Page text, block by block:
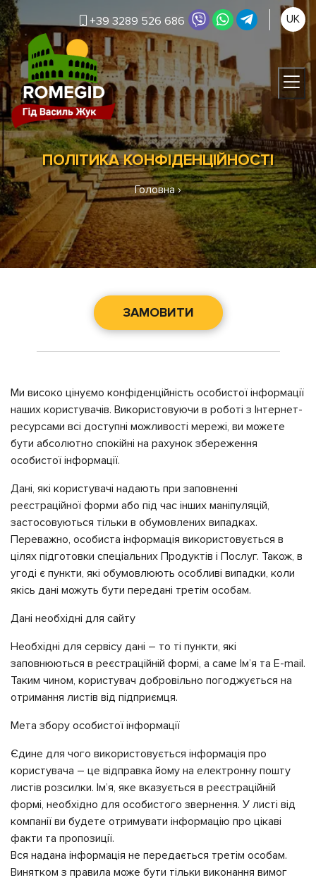
+39 3289 526 686 UK
ПОЛІТИКА КОНФІДЕНЦІЙНОСТІ
Головна›
ЗАМОВИТИ
Ми високо цінуємо конфіденційність особистої інформації
наших користувачів. Використовуючи в роботі з Інтернет-
ресурсами всі доступні можливості мережі, ви можете
бути абсолютно спокійні на рахунок збереження
особистої інформації.
Дані, які користувачі надають при заповненні
реєстраційної форми або під час інших маніпуляцій,
застосовуються тільки в обумовлених випадках.
Переважно, особиста інформація використовується в
цілях підготовки спеціальних Продуктів і Послуг. Також, в
угоді є пункти, які обумовлюють особливі випадки, коли
якісь дані можуть бути передані третім особам.
Дані необхідні для сайту
Необхідні для сервісу дані – то ті пункти, які
заповнюються в реєстраційній формі, а саме Ім’я та E-mail.
Таким чином, користувач добровільно погоджується на
отримання листів від підприємця.
Мета збору особистої інформації
Єдине для чого використовується інформація про
користувача – це відправка йому на електронну пошту
листів розсилки. Ім’я, яке вказується в реєстраційній
формі, необхідно для особистого звернення. У листі від
компанії ви будете отримувати інформацію про цікаві
факти та пропозиції.
Вся надана інформація не передається третім особам.
Винятком з правила може бути тільки виконання вимог